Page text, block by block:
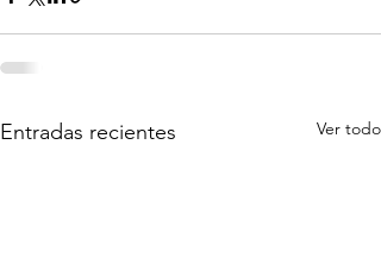
Entradas recientes Ver todo